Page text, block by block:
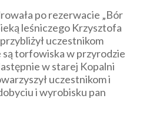
po rezerwacie „Bór
leśniczego Krzysztofa
uczestnikom
są torfowiska w przyrodzie
w starej Kopalni
uczestnikom i
i wyrobisku pan